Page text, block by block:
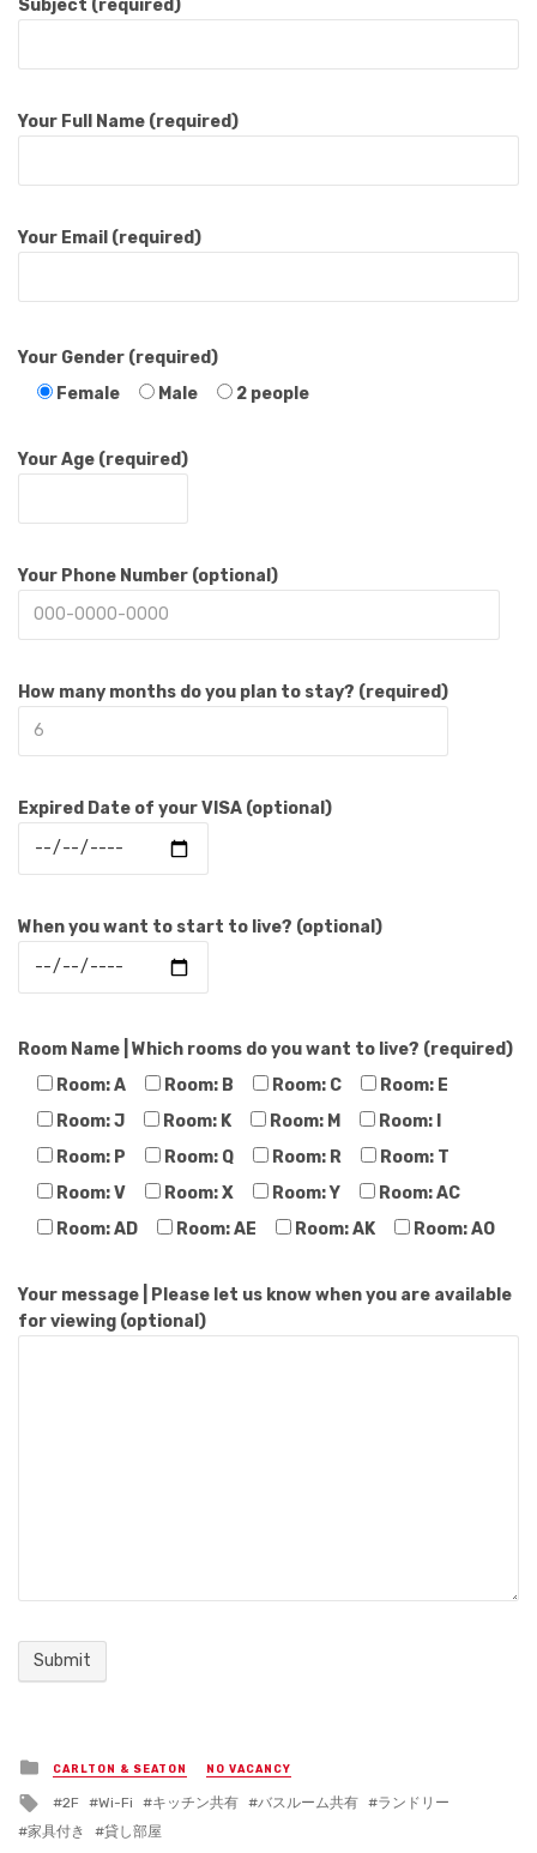
Subject (required)
Your Full Name (required)
Your Email (required)
Your Gender (required)
Female
Male 2 people
Your Age (required)
Your Phone Number (optional)
How many months do you plan to stay? (required)
Expired Date of your VISA (optional)
When you want to start to live? (optional)
Room Name | Which rooms do you want to live? (required)
Room: A
Room: B Room: C
Room: E
Room: J
Room: K Room: M
Room: I
Room: P
Room: Q Room: R
Room: T
Room: V
Room: X Room: Y
Room: AC
Room: AD
Room: AE Room: AK Room: AO
Your message | Please let us know when you are available
for viewing (optional)
Posted
in
CARLTON & SEATON NO VACANCY
Tagged
with
2F Wi-Fi キッチン共有 バスルーム共有
ランドリー
家具付き
貸し部屋